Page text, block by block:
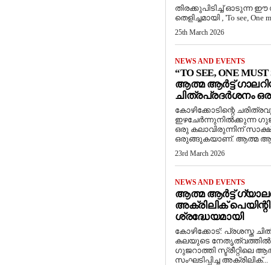
തിരക്കുപിടിച്ച് ഓടുന്ന
തെളിച്ചമായി , 'To see, One
25th March 2026
NEWS AND EVENTS
“TO SEE, ONE
ആത്മ ആർട്ട്
ചിത്രപ്രദർശനം
കോഴിക്കോടിന്റെ
ഇഴചേർന്നുനിൽക്കുന്ന
ഒരു കലാവിരുന്നിന്
ഒരുങ്ങുകയാണ്. ആത്മ
23rd March 2026
NEWS AND EVENTS
ആത്മ ആർട്ട്
അക്രിലിക്
ശ്രദ്ധേയമായി
കോഴിക്കോട്: പ്രശസ്ത
കലയുടെ നേതൃത്വത്തിൽ
ഗുജറാത്തി സ്ട്രീറ്റിലെ
സംഘടിപ്പിച്ച അക്രിലിക്...